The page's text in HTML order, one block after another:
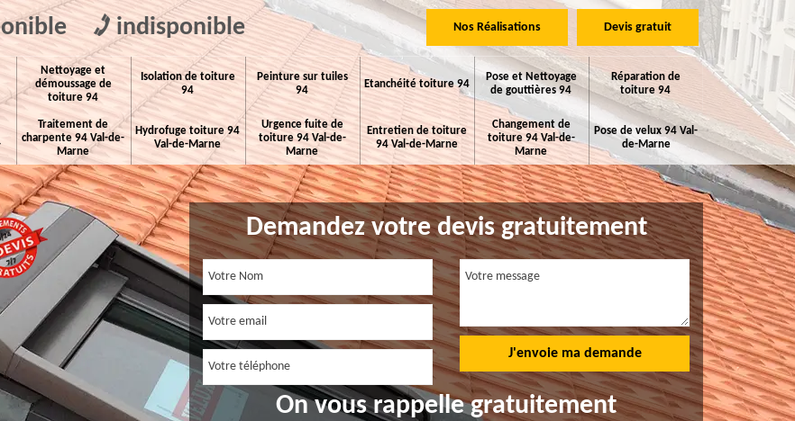
indisponible Nos Réalisations Devis gratuit
Nettoyage et
démoussage de
toiture 94
Isolation de toiture
94
Peinture sur tuiles
94
Etanchéité toiture 94
Pose et Nettoyage
de gouttières 94
Réparation de
toiture 94
Traitement de
charpente 94 Val-de-
Marne
Hydrofuge toiture 94
Val-de-Marne
Urgence fuite de
toiture 94 Val-de-
Marne
Entretien de toiture
94 Val-de-Marne
Changement de
toiture 94 Val-de-
Marne
Pose de velux 94 Val-
de-Marne
Demandez votre devis gratuitement
On vous rappelle gratuitement